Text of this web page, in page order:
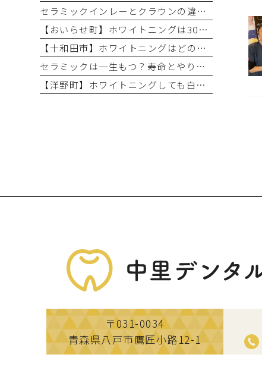
セラミックインレーとクラウンの違いとは？治療範囲別に適した選択肢を解説
【おいらせ町】ホワイトニングは30・40代でも効果ある？年代別の特徴と始める前に知っておきたいこと
【十和田市】ホワイトニングはどのくらい持つ？持続期間と長持ちさせるコツ
セラミックは一生もつ？寿命とやり直しが必要になるケース
【洋野町】ホワイトニングしても白くならない理由とは？効果が出にくい人の特徴
〒031-0034
青森県八戸市鷹匠小路12-1